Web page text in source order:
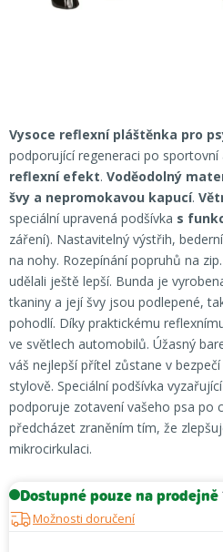
Vysoce reflexní pláštěnka pro
podporující regeneraci po sportovní
reflexní efekt. Voděodolný
švy a nepromokavou kapucí.
speciální upravená podšívka s
záření). Nastavitelný výstřih,
na nohy. Rozepínání popruhů na
udělali ještě lepší. Bunda je
tkaniny a její švy jsou podlepené,
pohodlí. Díky praktickému
ve světlech automobilů. Úžasný
váš nejlepší přítel zůstane v
stylově. Speciální podšívka
podporuje zotavení vašeho psa po
předcházet zraněním tím, že
mikrocirkulaci.
Dostupné pouze na prodejně
Možnosti doručení